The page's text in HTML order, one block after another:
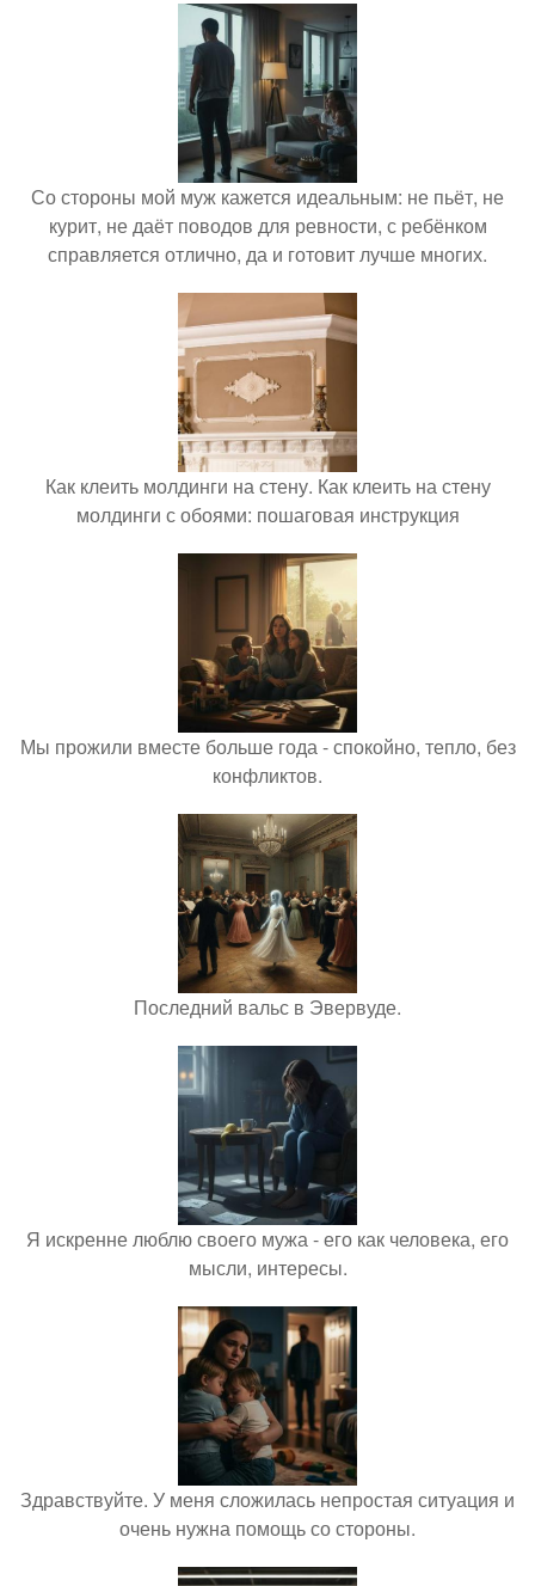
Со стороны мой муж кажется идеальным: не пьёт, не
курит, не даёт поводов для ревности, с ребёнком
справляется отлично, да и готовит лучше многих.
Как клеить молдинги на стену. Как клеить на стену
молдинги с обоями: пошаговая инструкция
Мы прожили вместе больше года - спокойно, тепло, без
конфликтов.
Последний вальс в Эвервуде.
Я искренне люблю своего мужа - его как человека, его
мысли, интересы.
Здравствуйте. У меня сложилась непростая ситуация и
очень нужна помощь со стороны.